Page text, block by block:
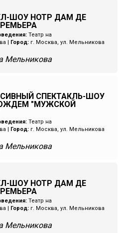
ШОУ НОТР ДАМ ДЕ
Театр на
Город: г. Москва, ул. Мельникова
Мельникова
СПЕКТАКЛЬ-ШОУ
"МУЖСКОЙ
Театр на
Город: г. Москва, ул. Мельникова
Мельникова
ШОУ НОТР ДАМ ДЕ
Театр на
Город: г. Москва, ул. Мельникова
Мельникова